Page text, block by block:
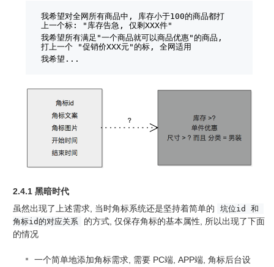
我希望对全网所有商品中, 库存小于100的商品都打
上一个标: "库存告急, 仅剩XXX件"
我希望所有满足"一个商品就可以商品优惠"的商品,
打上一个 "促销价XXX元"的标, 全网适用
我希望...
2.4.1 黑暗时代
虽然出现了上述需求, 当时角标系统还是坚持着简单的
坑位id 和
角标id的对应关系
的方式, 仅保存角标的基本属性, 所以出现了下面
的情况
一个简单地添加角标需求, 需要 PC端, APP端, 角标后台设